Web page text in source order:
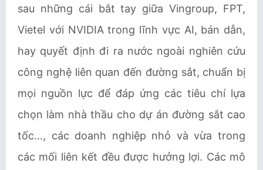
sau những cái bắt tay giữa Vingroup, FPT,
Vietel với NVIDIA trong lĩnh vực AI, bán dẫn,
hay quyết định đi ra nước ngoài nghiên cứu
công nghệ liên quan đến đường sắt, chuẩn bị
mọi nguồn lực để đáp ứng các tiêu chí lựa
chọn làm nhà thầu cho dự án đường sắt cao
tốc…, các doanh nghiệp nhỏ và vừa trong
các mối liên kết đều được hưởng lợi. Các mô